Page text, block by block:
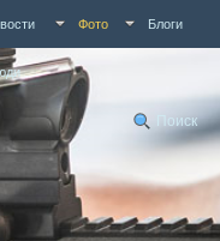
Фото Блоги
Поиск